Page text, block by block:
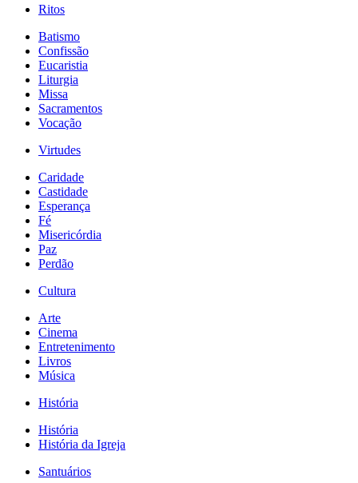
Ritos
Batismo
Confissão
Eucaristia
Liturgia
Missa
Sacramentos
Vocação
Virtudes
Caridade
Castidade
Esperança
Fé
Misericórdia
Paz
Perdão
Cultura
Arte
Cinema
Entretenimento
Livros
Música
História
História
História da Igreja
Santuários